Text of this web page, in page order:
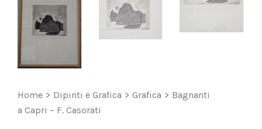
Home > Dipinti e Grafica > Grafica > Bagnanti
a Capri – F. Casorati